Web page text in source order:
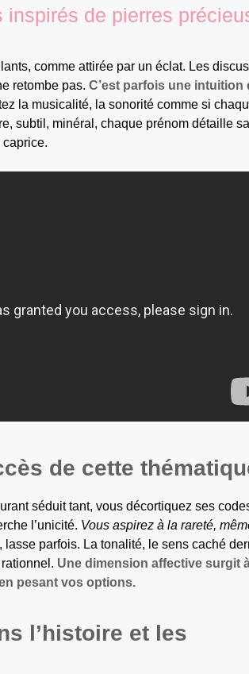
de pierres
comme attirée par un éclat. Les
retombe pas. C’est parfois une intuition
la musicalité, la sonorité comme si
subtil, minéral, chaque prénom détaille sa
de cette
séduit tant, vous décortiquez ses
l’unicité. Vous aspirez à la rareté,
parfois. La tonalité, le sens caché
Une dimension affective surgit
pesant vos options.
l’histoire et les